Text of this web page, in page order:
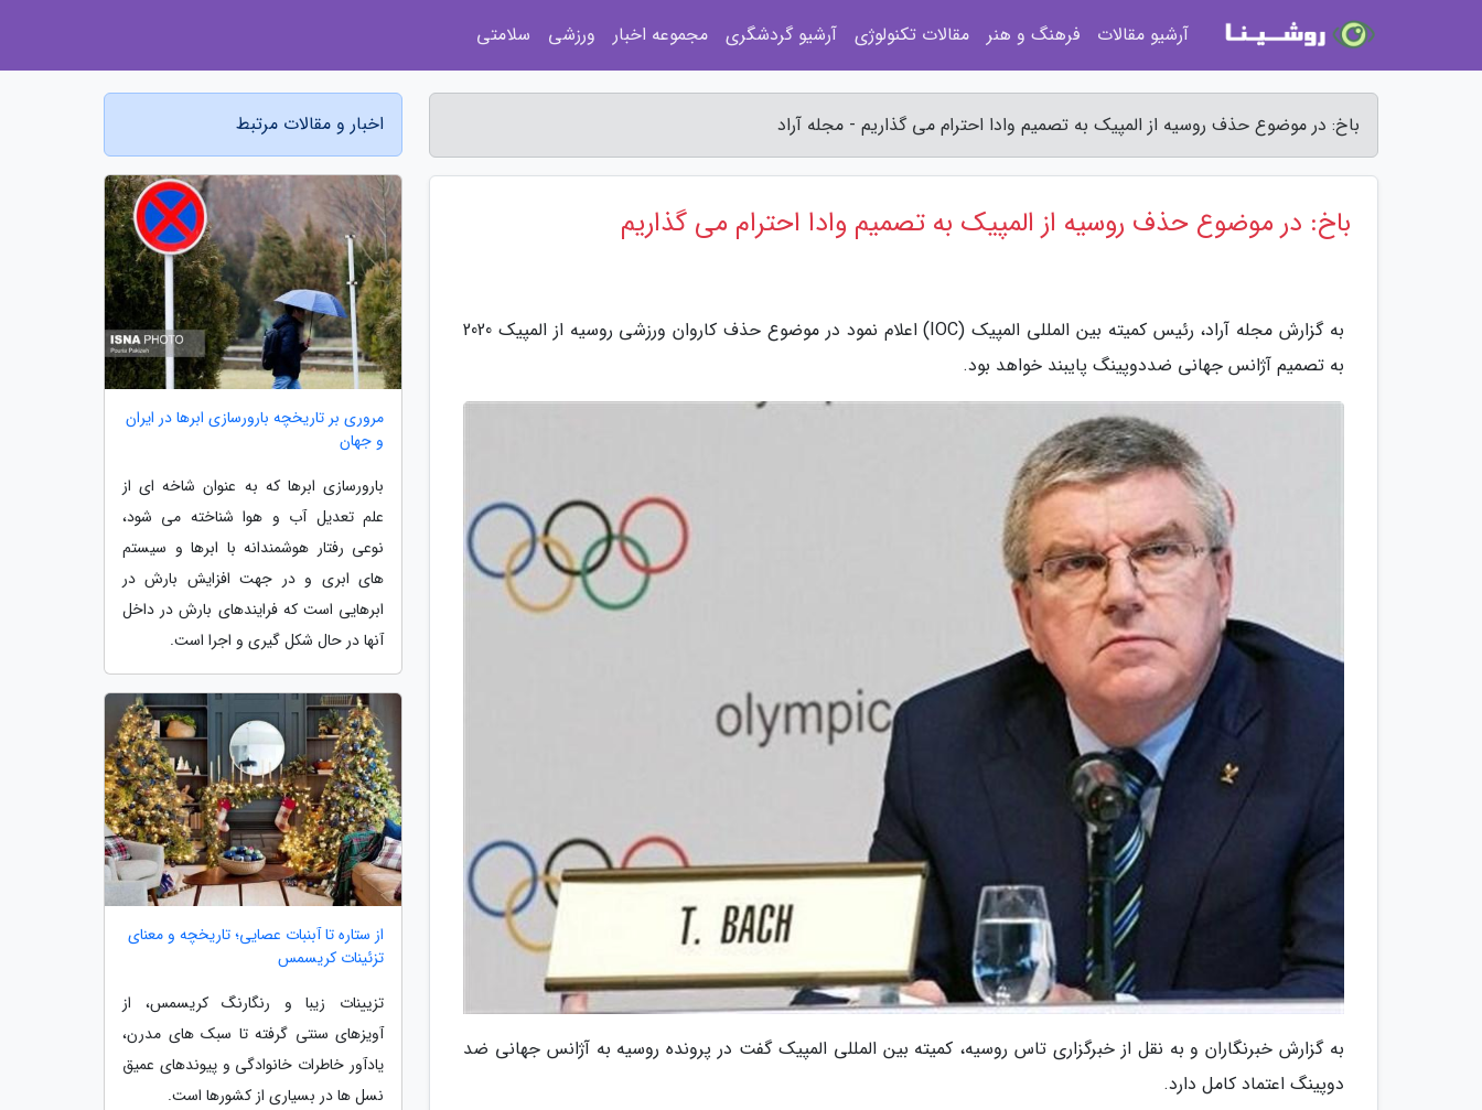
باخ: در موضوع حذف روسیه از المپیک به تصمیم وادا احترام می گذاریم - مجله آراد
باخ: در موضوع حذف روسیه از المپیک به تصمیم وادا احترام می گذاریم
به گزارش مجله آراد، رئیس کمیته بین المللی المپیک (IOC) اعلام نمود در موضوع حذف کاروان ورزشی روسیه از المپیک 2020
به تصمیم آژانس جهانی ضددوپینگ پایبند خواهد بود.
به گزارش خبرنگاران و به نقل از خبرگزاری تاس روسیه، کمیته بین المللی المپیک گفت در پرونده روسیه به آژانس جهانی ضد
دوپینگ اعتماد کامل دارد.
اخبار و مقالات مرتبط
مروری بر تاریخچه بارورسازی ابرها در ایران
و جهان
بارورسازی ابرها که به عنوان شاخه ای از
علم تعدیل آب و هوا شناخته می شود،
نوعی رفتار هوشمندانه با ابرها و سیستم
های ابری و در جهت افزایش بارش در
ابرهایی است که فرایندهای بارش در داخل
آنها در حال شکل گیری و اجرا است.
از ستاره تا آبنبات عصایی؛ تاریخچه و معنای
تزئینات کریسمس
تزیینات زیبا و رنگارنگ کریسمس، از
آویزهای سنتی گرفته تا سبک های مدرن،
یادآور خاطرات خانوادگی و پیوندهای عمیق
نسل ها در بسیاری از کشورها است.
آرشیو مقالات فرهنگ و هنر مقالات تکنولوژی آرشیو گردشگری مجموعه اخبار ورزشی سلامتی